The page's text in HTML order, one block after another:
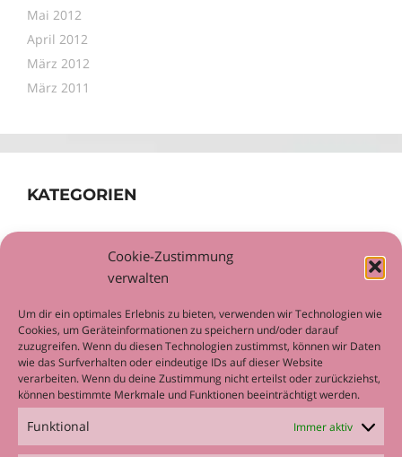
Cookie-Zustimmung
verwalten
Um dir ein optimales Erlebnis zu bieten, verwenden wir Technologien wie
Cookies, um Geräteinformationen zu speichern und/oder darauf
zuzugreifen. Wenn du diesen Technologien zustimmst, können wir Daten
wie das Surfverhalten oder eindeutige IDs auf dieser Website
verarbeiten. Wenn du deine Zustimmung nicht erteilst oder zurückziehst,
können bestimmte Merkmale und Funktionen beeinträchtigt werden.
Funktional Immer aktiv
Mai 2012
April 2012
März 2012
März 2011
KATEGORIEN
META
Anmelden
Eintrags-Feed